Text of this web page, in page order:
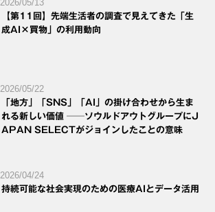
2026/05/13
【第11回】先端生活者の調査で見えてきた「生
成AI×買物」の利用動向
2026/05/22
「地方」「SNS」「AI」の掛け合わせから生ま
れる新しい価値 ──ソウルドアウトグループにJ
APAN SELECTがジョインしたことの意味
2026/04/24
持続可能な社会実現のための医療AIとデータ活用